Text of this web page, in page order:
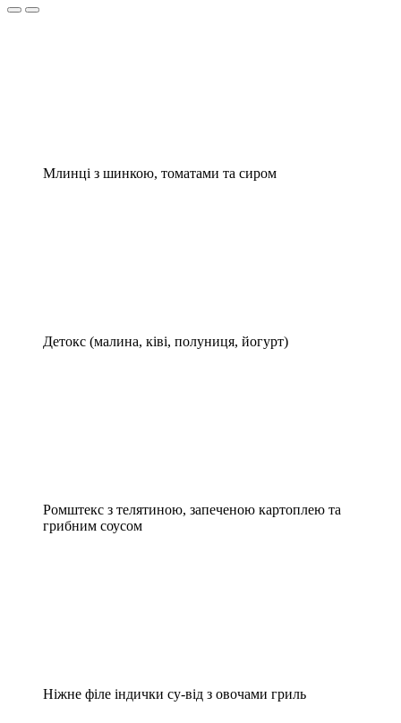
Млинці з шинкою, томатами та сиром
Детокс (малина, ківі, полуниця, йогурт)
Ромштекс з телятиною, запеченою картоплею та
грибним соусом
Ніжне філе індички су-від з овочами гриль